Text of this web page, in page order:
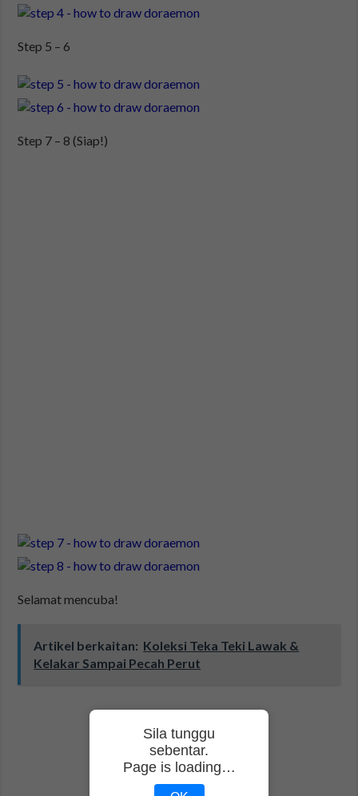
Step 5 – 6
Step 7 – 8 (Siap!)
Selamat mencuba!
Artikel berkaitan: Koleksi Teka Teki Lawak &
Kelakar Sampai Pecah Perut
Sila tunggu
sebentar.
Page is loading…